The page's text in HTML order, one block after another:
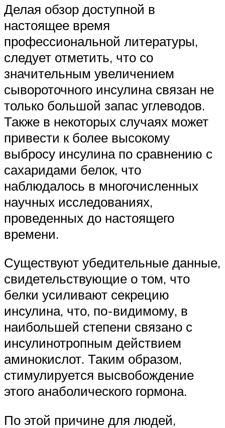
Делая обзор доступной в
настоящее время
профессиональной литературы,
следует отметить, что со
значительным увеличением
сывороточного инсулина связан не
только большой запас углеводов.
Также в некоторых случаях может
привести к более высокому
выбросу инсулина по сравнению с
сахаридами белок, что
наблюдалось в многочисленных
научных исследованиях,
проведенных до настоящего
времени.
Существуют убедительные данные,
свидетельствующие о том, что
белки усиливают секрецию
инсулина, что, по-видимому, в
наибольшей степени связано с
инсулинотропным действием
аминокислот. Таким образом,
стимулируется высвобождение
этого анаболического гормона.
По этой причине для людей,